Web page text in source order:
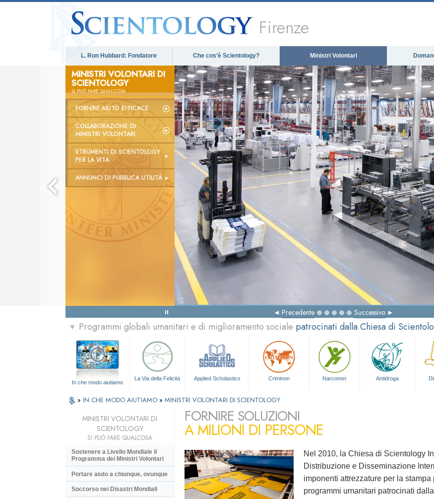
Firenze
L. Ron Hubbard: Fondatore Che cos’è Scientology? Ministri Volontari
MINISTRI VOLONTARI DI
SCIENTOLOGY
SIPUÒFARE QUALCOSA
FORNIRE AIUTO EFFICACE
COLLABORAZIONE DI
MINISTRI VOLONTARI
STRUMENTI DI SCIENTOLOGY
PER LA VITA
ANNUNCI DI PUBBLICA UTILITÀ
Precedente Successivo
▼ Programmi globali umanitari e di miglioramento sociale patrocinati dalla Chiesa di
In che modo aiutiamo
La Via della Felicità Applied Scholastics Criminon Narconon Antidroga
» IN CHE MODO AIUTIAMO » MINISTRI VOLONTARI DI SCIENTOLOGY
FORNIRE SOLUZIONI
A MILIONI DI PERSONE
Nel 2010, la Chiesa di Scientology
Distribuzione e Disseminazione
imponenti attrezzature per la
programmi umanitari patrocinati
MINISTRI VOLONTARI DI
SCIENTOLOGY
SI PUÒ FARE QUALCOSA
Sostenere a Livello Mondiale il
Programma dei Ministri Volontari
Portare aiuto a chiunque, ovunque
Soccorso nei Disastri Mondiali